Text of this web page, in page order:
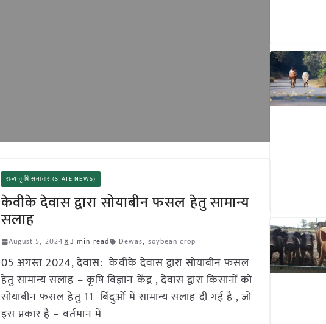
राज्य कृषि समाचार (STATE NEWS)
केवीके देवास द्वारा सोयाबीन फसल हेतु सामान्य
सलाह
August 5, 2024 3 min read Dewas, soybean crop
05 अगस्त 2024, देवास: केवीके देवास द्वारा सोयाबीन फसल
हेतु सामान्य सलाह – कृषि विज्ञान केंद्र , देवास द्वारा किसानों को
सोयाबीन फसल हेतु 11 बिंदुओं में सामान्य सलाह दी गई है , जो
इस प्रकार है – वर्तमान में